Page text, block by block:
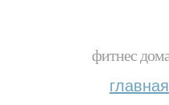
фитнес
главная